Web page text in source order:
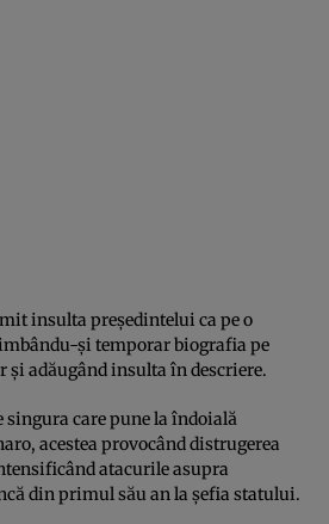
insulta preşedintelui ca pe o
şi temporar biografia pe
adăugând insulta în descriere.
singura care pune la îndoială
acestea provocând distrugerea
atacurile asupra
din primul său an la şefia statului.